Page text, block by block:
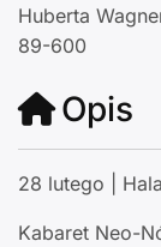
Huberta
89-600
Opis
28 lutego |
Kabaret Neo-